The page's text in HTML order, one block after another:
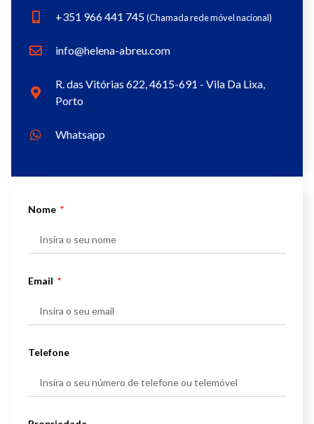
+351 966 441 745(Chamada rede móvel nacional)
info@helena-abreu.com
R. das Vitórias 622, 4615-691 - Vila Da Lixa,
Porto
Whatsapp
Nome
Email
Telefone